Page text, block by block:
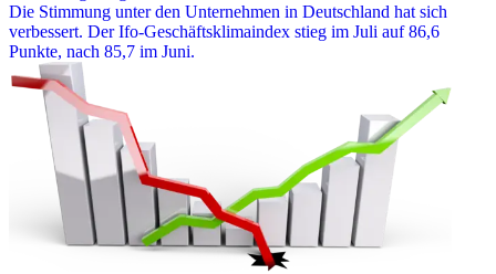
Die Stimmung unter den Unternehmen in Deutschland hat sich
verbessert. Der Ifo-Geschäftsklimaindex stieg im Juli auf 86,6
Punkte, nach 85,7 im Juni.